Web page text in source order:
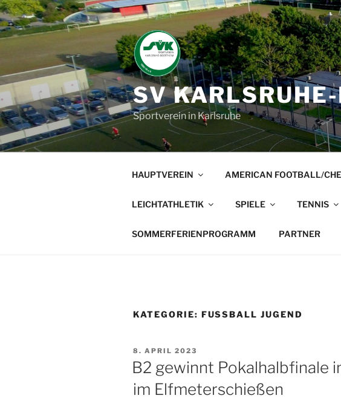
Zum
Inhalt
springen
SV
Sportverein in Karlsruhe
HAUPTVEREIN AMERICAN FOOTBALL/
LEICHTATHLETIK SPIELE TENNIS
SOMMERFERIENPROGRAMM PARTNER
KATEGORIE: FUSSBALL JUGEND
VERÖFFENTLICHT
AM
8. APRIL 2023
B2 gewinnt Pokalhalbfinale
im Elfmeterschießen